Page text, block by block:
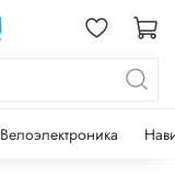
Велоэлектроника